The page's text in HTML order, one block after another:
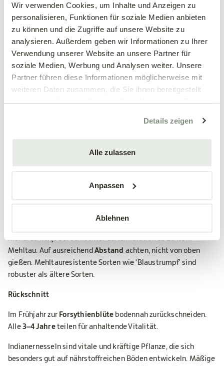
Wir verwenden Cookies, um Inhalte und Anzeigen zu
personalisieren, Funktionen für soziale Medien anbieten
zu können und die Zugriffe auf unsere Website zu
analysieren. Außerdem geben wir Informationen zu Ihrer
Verwendung unserer Website an unsere Partner für
soziale Medien, Werbung und Analysen weiter. Unsere
Partner führen diese Informationen möglicherweise mit
weiteren Daten zusammen, die Sie ihnen bereitgestellt
Details zeigen
Alle zulassen
Anpassen
Ablehnen
Die Indianernessel hat unsere Gärten im Sturm erobert – und
das aus gutem Grund. Die kugeligen, fransigenviolett-blauen
Blütenköpfeerscheinen von Juli bis September auf bis zu120
cmhohen, straffen Stielen und sind ein Bienenmagnet
ohnegleichen. Die gesamte Pflanze verströmt dabei einen
intensiven,aromatischen Duft nach Minze und Bergamotte
eine Kombination, die auch für den Küchengarten interessant
Schnittblume mit langen, stabilen Stielen hervorragend
geeignet.
Mit einem Pflanzabstand vonca. 60 cm
Horst optimal.
Monarda neigt bei schlechter Luftzirkulation zu Echtem
Mehltau. Auf ausreichend Abstand achten, nicht von oben
gießen. Mehltauresistente Sorten wie 'Blaustrumpf' sind
robuster als ältere Sorten.
Rückschnitt
Im Frühjahr zur Forsythienblüte bodennah zurückschneiden.
Alle3–4 Jahreteilen für anhaltende Vitalität.
Indianernesseln sind vitale und kräftige Pflanze, die sich
besonders gut auf nährstoffreichen Böden entwickeln. Mäßige